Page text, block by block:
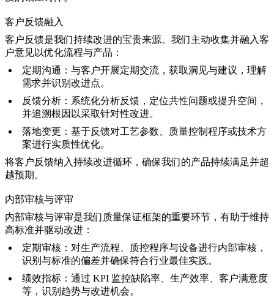
客户反馈融入
客户反馈是我们持续改进的宝贵来源。我们主动收集并融入客
户意见以优化流程与产品：
定期沟通： 与客户开展定期交流，获取洞见与建议，理解
需求并识别改进点。
反馈分析： 系统化分析反馈，定位共性问题或提升空间，
并追溯根因以采取针对性改进。
落地变更： 基于反馈对工艺参数、质量控制程序或技术方
案进行实质性优化。
将客户反馈纳入持续改进循环，确保我们的产品持续满足并超
越预期。
内部审核与评审
内部审核与评审是我们质量保证框架的重要环节，有助于维持
高标准并驱动改进：
定期审核： 对生产流程、质控程序与设备进行内部审核，
识别与标准的偏差并确保符合行业最佳实践。
绩效指标： 通过 KPI 监控缺陷率、生产效率、客户满意度
等，识别趋势与改进机会。